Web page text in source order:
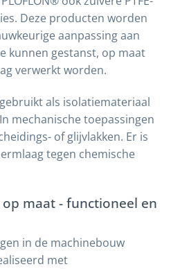
Deze producten worden
aanpassing aan
kunnen gestanst, op maat
verwerkt worden.
als isolatiemateriaal
mechanische toepassingen
of glijvlakken. Er is
tegen chemische
maat - functioneel en
in de machinebouw
met